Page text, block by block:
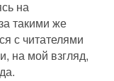
на
такими же
с читателями
на мой взгляд,